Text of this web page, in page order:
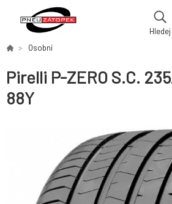
Hledej
Osobní
Pirelli P-ZERO S.C.
88Y